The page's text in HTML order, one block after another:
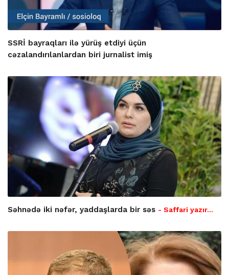
SSRİ bayraqları ilə yürüş etdiyi üçün
cəzalandırılanlardan biri jurnalist imiş
Səhnədə iki nəfər, yaddaşlarda bir səs - Saffari yazır…